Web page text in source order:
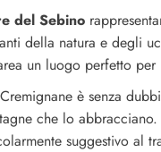
del Sebino
della natura e degli
un luogo perfetto
è senza
che lo
suggestivo